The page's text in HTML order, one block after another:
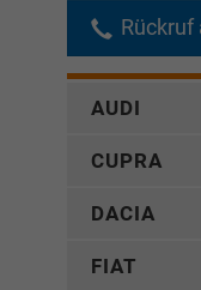
Rückruf
AUDI
CUPRA
DACIA
FIAT